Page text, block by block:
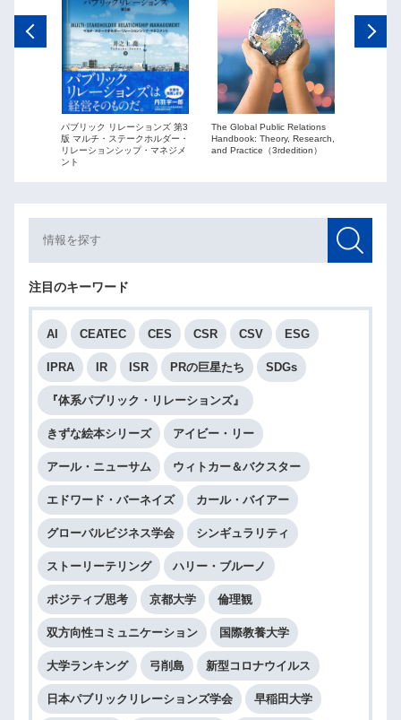
パブリック リレーションズ 第3
版 マルチ・ステークホルダー・
リレーションシップ・マネジメ
ント
The Global Public Relations
Handbook: Theory, Research,
and Practice（3rdedition）
注目のキーワード
AI CEATEC CES CSR CSV ESG
IPRA IR ISR PRの巨星たち SDGs
『体系パブリック・リレーションズ』
きずな絵本シリーズ アイビー・リー
アール・ニューサム ウィトカー＆バクスター
エドワード・バーネイズ カール・バイアー
グローバルビジネス学会 シンギュラリティ
ストーリーテリング ハリー・ブルーノ
ポジティブ思考 京都大学 倫理観
双方向性コミュニケーション 国際教養大学
大学ランキング 弓削島 新型コロナウイルス
日本パブリックリレーションズ学会 早稲田大学